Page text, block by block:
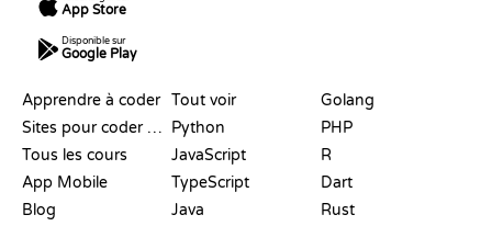
App Store
Disponible sur
Google Play
Apprendre à coder
Sites pour coder gratuitement
Tous les cours
App Mobile
Blog
Tout voir
Python
JavaScript
TypeScript
Java
Golang
PHP
R
Dart
Rust